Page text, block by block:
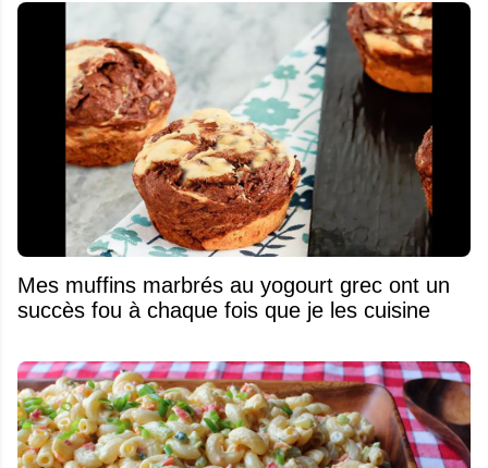
Mes muffins marbrés au yogourt grec ont un
succès fou à chaque fois que je les cuisine